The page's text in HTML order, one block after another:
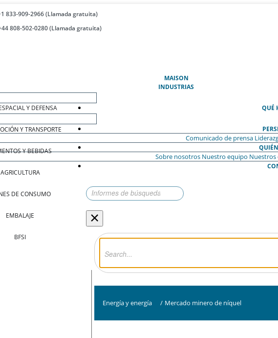
833-909-2966 (Llamada gratuita)
808-502-0280 (Llamada gratuita)
MAISON(ACTUAL)
INDUSTRIAS
Y DEFENSA
Y TRANSPORTE
Y BEBIDAS
AGRICULTURA
DE CONSUMO
EMBALAJE
BFSI
QUÉ
Comunicado de prensa
Sobre nosotros Nuestro equipo Nuestros
×
Energía y energía / Mercado minero de níquel